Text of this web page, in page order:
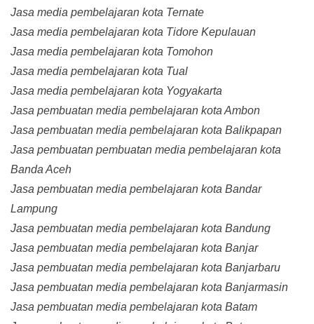
Jasa media pembelajaran kota Ternate
Jasa media pembelajaran kota Tidore Kepulauan
Jasa media pembelajaran kota Tomohon
Jasa media pembelajaran kota Tual
Jasa media pembelajaran kota Yogyakarta
Jasa pembuatan media pembelajaran kota Ambon
Jasa pembuatan media pembelajaran kota Balikpapan
Jasa pembuatan pembuatan media pembelajaran kota
Banda Aceh
Jasa pembuatan media pembelajaran kota Bandar
Lampung
Jasa pembuatan media pembelajaran kota Bandung
Jasa pembuatan media pembelajaran kota Banjar
Jasa pembuatan media pembelajaran kota Banjarbaru
Jasa pembuatan media pembelajaran kota Banjarmasin
Jasa pembuatan media pembelajaran kota Batam